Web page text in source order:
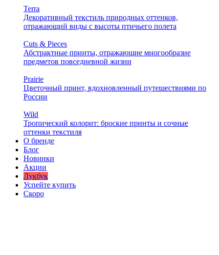
Terra
Декоративный текстиль природных оттенков,
отражающий виды с высоты птичьего полета
Cuts & Pieces
Абстрактные принты, отражающие многообразие
предметов повседневной жизни
Prairie
Цветочный принт, вдохновленный путешествиями по
России
Wild
Тропический колорит: броские принты и сочные
оттенки текстиля
О бренде
Блог
Новинки
Акции
Лукбук
Успейте купить
Скоро